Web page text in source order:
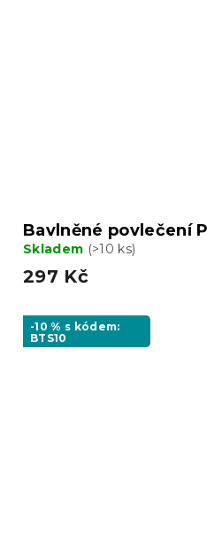
Bavlněné povlečení
Skladem (>10 ks)
297 Kč
-10 % s kódem:
BTS10